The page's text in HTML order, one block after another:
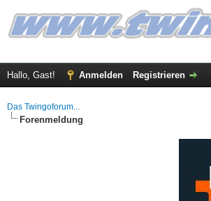
Hallo, Gast! Anmelden Registrieren
Das Twingoforum...
Forenmeldung